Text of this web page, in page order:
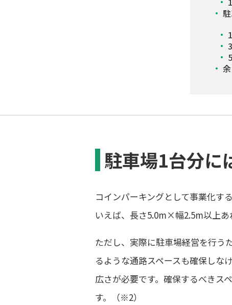
駐車場1台分に
コインパーキングとして事業化す
いえば、長さ5.0m×幅2.5m以上あ
ただし、実際に駐車場経営を行う
るような通路スペースも確保しな
広さが必要です。確保するべきス
す。（※2）